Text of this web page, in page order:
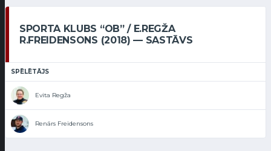
SPORTA KLUBS “OB” / E.REGŽA
R.FREIDENSONS (2018) — SASTĀVS
SPĒLĒTĀJS
Evita Regža
Renārs Freidensons